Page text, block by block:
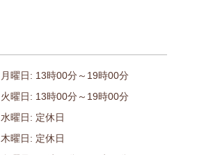
月曜日: 13時00分～19時00分
火曜日: 13時00分～19時00分
水曜日: 定休日
木曜日: 定休日